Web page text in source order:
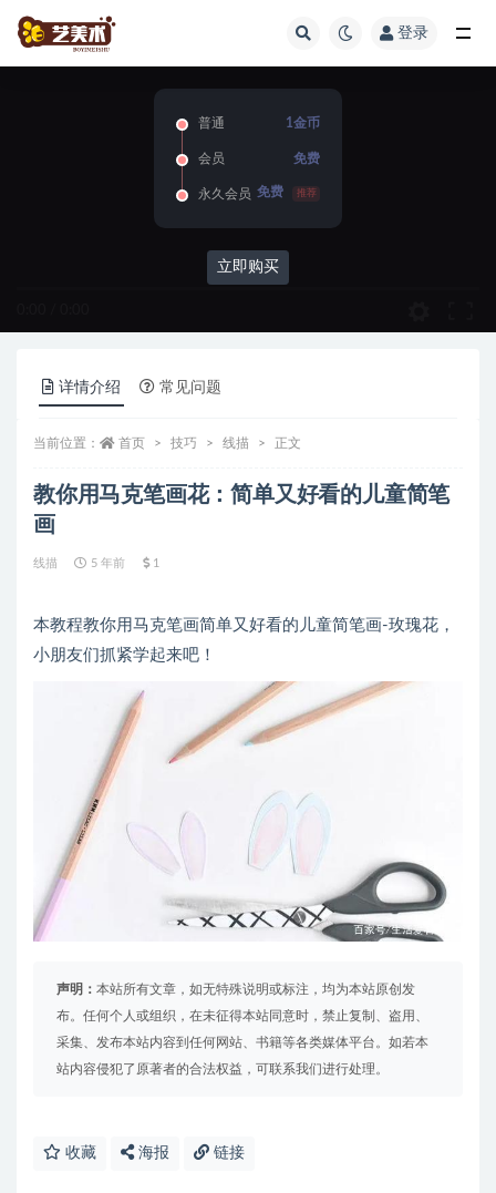
登录
普通 1金币
会员 免费
永久会员 免费 推荐
立即购买
详情介绍 常见问题
当前位置： 首页 技巧 线描 正文
教你用马克笔画花：简单又好看的儿童简笔
画
线描 5 年前 1
本教程教你用马克笔画简单又好看的儿童简笔画-玫瑰花，
小朋友们抓紧学起来吧！
声明： 本站所有文章，如无特殊说明或标注，均为本站原创发
布。任何个人或组织，在未征得本站同意时，禁止复制、盗用、
采集、发布本站内容到任何网站、书籍等各类媒体平台。如若本
站内容侵犯了原著者的合法权益，可联系我们进行处理。
收藏 海报 链接